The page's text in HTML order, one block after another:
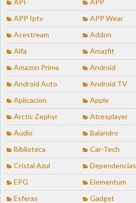
API
APP
APP Iptv
APP Wear
Acestream
Addon
Alfa
Amazfit
Amazon Prime
Android
Android Auto
Android TV
Aplicacion
Apple
Arctic Zephyr
Atresplayer
Audio
Balandro
Biblioteca
Car-Tech
Cristal Azul
Dependencias
EPG
Elementum
Esferas
Gadget